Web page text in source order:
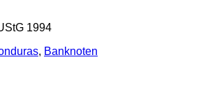
1994
, Banknoten